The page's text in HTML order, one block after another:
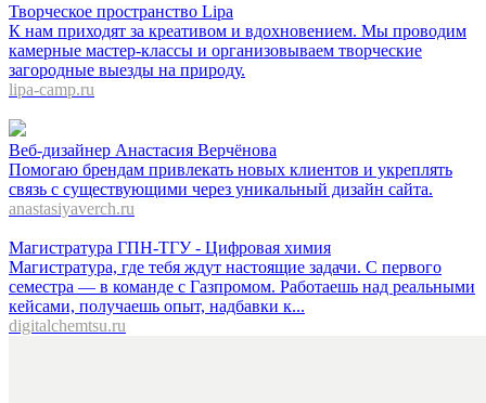
Творческое пространство Lipa
К нам приходят за креативом и вдохновением. Мы проводим
камерные мастер-классы и организовываем творческие
загородные выезды на природу.
lipa-camp.ru
Веб-дизайнер Анастасия Верчёнова
Помогаю брендам привлекать новых клиентов и укреплять
связь с существующими через уникальный дизайн сайта.
anastasiyaverch.ru
Магистратура ГПН-ТГУ - Цифровая химия
Магистратура, где тебя ждут настоящие задачи. С первого
семестра — в команде с Газпромом. Работаешь над реальными
кейсами, получаешь опыт, надбавки к...
digitalchemtsu.ru